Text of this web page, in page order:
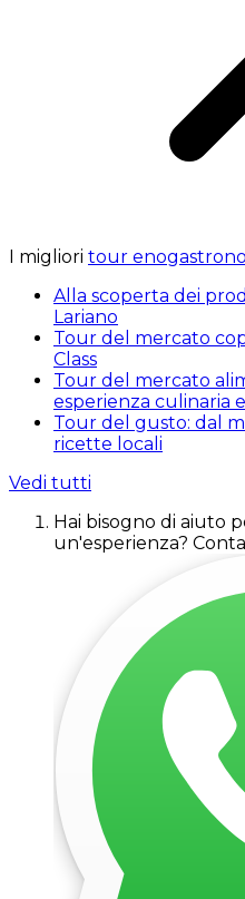
I migliori tour
Alla scoperta dei
Lariano
Tour del mercato
Class
Tour del mercato
esperienza culinaria
Tour del gusto: dal
ricette locali
Vedi tutti
Hai bisogno di aiuto
un'esperienza?